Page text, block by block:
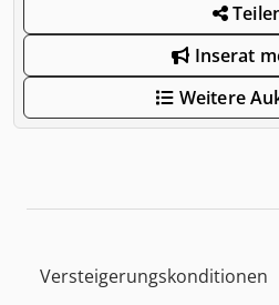
Inserat
Weitere
Versteigerungskonditionen